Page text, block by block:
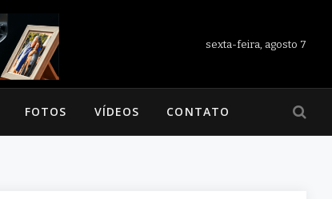
sexta-feira, agosto 7
FOTOS VÍDEOS CONTATO